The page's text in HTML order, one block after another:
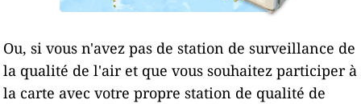
Ou, si vous n'avez pas de station de surveillance de
la qualité de l'air et que vous souhaitez participer à
la carte avec votre propre station de qualité de